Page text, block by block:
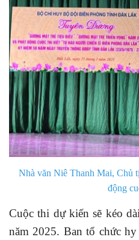
Nhà văn Niê Thanh Mai,
động
Cuộc thi dự kiến sẽ kéo
năm 2025. Ban tổ chức